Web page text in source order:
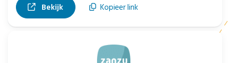
Bekijk, opent in nieuw tabblad
Kopieer link